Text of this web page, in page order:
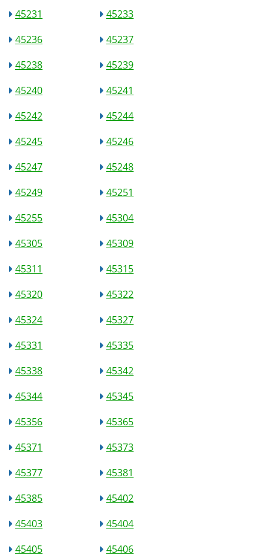
45231
45233
45236
45237
45238
45239
45240
45241
45242
45244
45245
45246
45247
45248
45249
45251
45255
45304
45305
45309
45311
45315
45320
45322
45324
45327
45331
45335
45338
45342
45344
45345
45356
45365
45371
45373
45377
45381
45385
45402
45403
45404
45405
45406